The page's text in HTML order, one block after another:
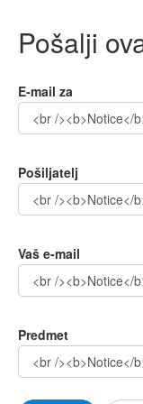
Pošalji
E-mail za
Pošiljatelj
Vaš e-mail
Predmet